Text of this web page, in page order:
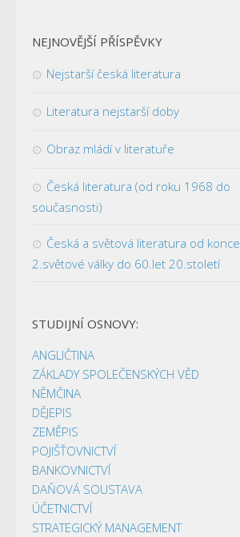
NEJNOVĚJŠÍ PŘÍSPĚVKY
Nejstarší česká literatura
Literatura nejstarší doby
Obraz mládí v literatuře
Česká literatura (od roku 1968 do
současnosti)
Česká a světová literatura od konce
2.světové války do 60.let 20.století
STUDIJNÍ OSNOVY:
ANGLIČTINA
ZÁKLADY SPOLEČENSKÝCH VĚD
NĚMČINA
DĚJEPIS
ZEMĚPIS
POJIŠŤOVNICTVÍ
BANKOVNICTVÍ
DAŇOVÁ SOUSTAVA
ÚČETNICTVÍ
STRATEGICKÝ MANAGEMENT